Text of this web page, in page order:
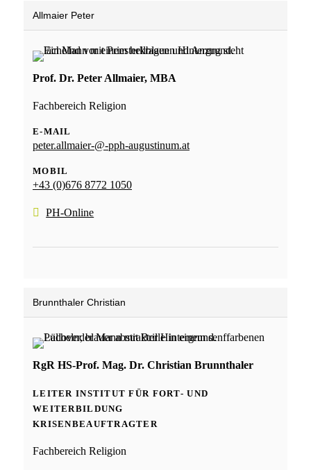
Allmaier Peter
Prof. Dr. Peter Allmaier, MBA
Fachbereich Religion
E-MAIL
peter.allmaier-@-pph-augustinum.at
MOBIL
+43 (0)676 8772 1050
PH-Online
Brunnthaler Christian
RgR HS-Prof. Mag. Dr. Christian Brunnthaler
LEITER INSTITUT FÜR FORT- UND
WEITERBILDUNG
KRISENBEAUFTRAGTER
Fachbereich Religion